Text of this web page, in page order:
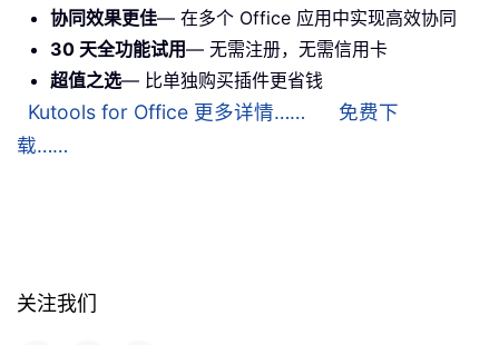
协同效果更佳— 在多个 Office 应用中实现高效协同
30 天全功能试用— 无需注册，无需信用卡
超值之选— 比单独购买插件更省钱
Kutools for Office 更多详情……
免费下
载……
关注我们